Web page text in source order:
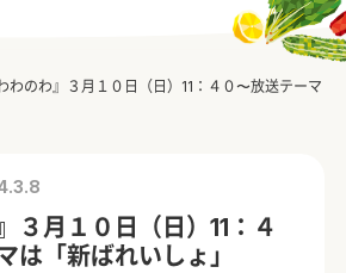
わのわ』３月１０日（日）11：４０〜放送テーマ
３月１０日（日）11：４
は「新ばれいしょ」